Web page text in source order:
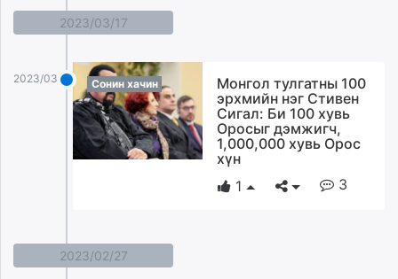
2023/03/17
2023/03/17 Сонин хачин
Монгол тулгатны 100
эрхмийн нэг Стивен
Сигал: Би 100 хувь
Оросыг дэмжигч,
1,000,000 хувь Орос
хүн
1
3
2023/02/27